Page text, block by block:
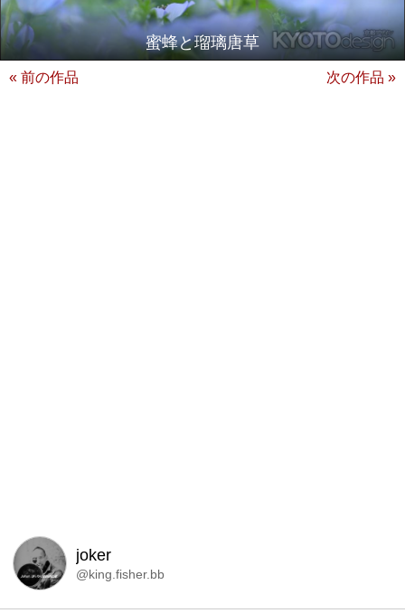
蜜蜂と瑠璃唐草
« 前の作品 次の作品 »
joker
@king.fisher.bb